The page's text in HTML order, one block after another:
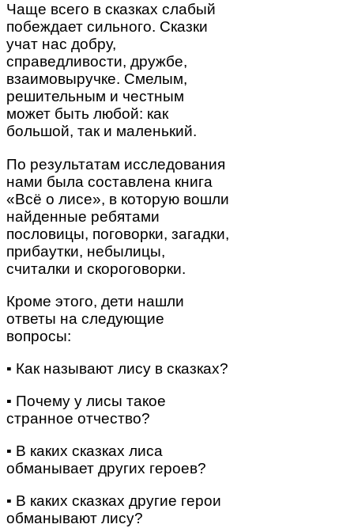
Чаще всего в сказках слабый
побеждает сильного. Сказки
учат нас добру,
справедливости, дружбе,
взаимовыручке. Смелым,
решительным и честным
может быть любой: как
большой, так и маленький.
По результатам исследования
нами была составлена книга
«Всё о лисе», в которую вошли
найденные ребятами
пословицы, поговорки, загадки,
прибаутки, небылицы,
считалки и скороговорки.
Кроме этого, дети нашли
ответы на следующие
вопросы:
▪ Как называют лису в сказках?
▪ Почему у лисы такое
странное отчество?
▪ В каких сказках лиса
обманывает других героев?
▪ В каких сказках другие герои
обманывают лису?